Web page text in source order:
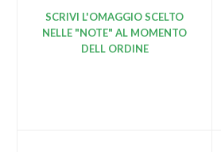
SCRIVI L'OMAGGIO SCELTO
NELLE "NOTE" AL MOMENTO
DELL ORDINE